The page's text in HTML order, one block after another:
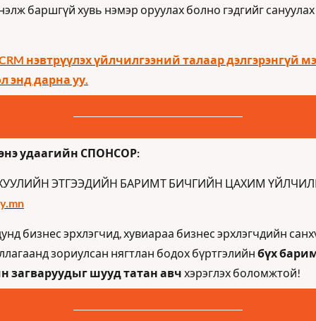
баршгүй хувь нэмэр оруулах болно гэдгийг сануулах
нэвтрүүлэх үйлчилгээний талаар дэлгэрэнгүй
энд дарна уу.
удаагийн СПОНСОР:
бизнес эрхлэгчид, хувиараа бизнес эрхлэгчдийн
зориулсан нягтлан бодох бүртгэлийн бүх
загваруудыг шууд татан авч хэрэглэх боломжтой!